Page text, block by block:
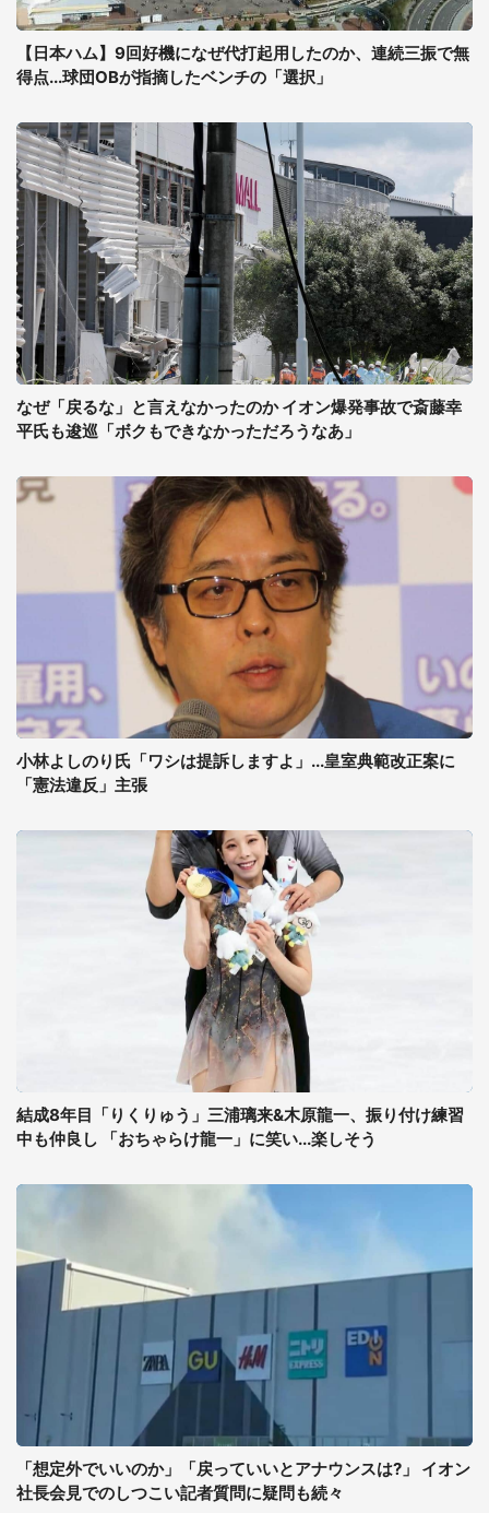
【日本ハム】9回好機になぜ代打起用したのか、連続三振で無
得点...球団OBが指摘したベンチの「選択」
なぜ「戻るな」と言えなかったのか イオン爆発事故で斎藤幸
平氏も逡巡「ボクもできなかっただろうなあ」
小林よしのり氏「ワシは提訴しますよ」...皇室典範改正案に
「憲法違反」主張
結成8年目「りくりゅう」三浦璃来&木原龍一、振り付け練習
中も仲良し 「おちゃらけ龍一」に笑い...楽しそう
「想定外でいいのか」「戻っていいとアナウンスは?」 イオン
社長会見でのしつこい記者質問に疑問も続々